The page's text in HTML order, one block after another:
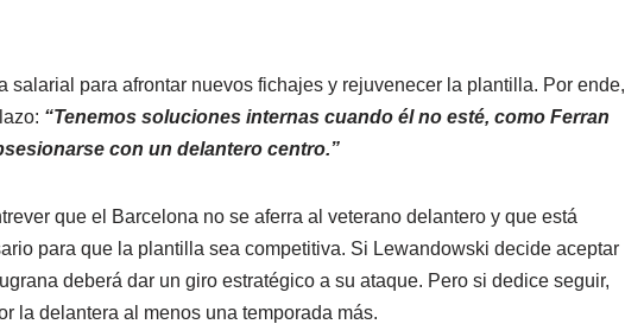
salarial para afrontar nuevos fichajes y rejuvenecer la plantilla. Por ende,
“Tenemos soluciones internas cuando él no esté, como Ferran
con un delantero centro.”
que el Barcelona no se aferra al veterano delantero y que está
para que la plantilla sea competitiva. Si Lewandowski decide aceptar
deberá dar un giro estratégico a su ataque. Pero si dedice seguir,
la delantera al menos una temporada más.